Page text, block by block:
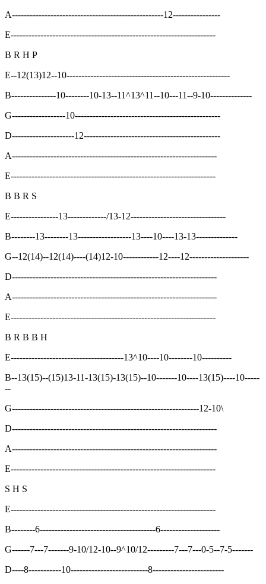
A---------------------------------------------------12----------------
E---------------------------------------------------------------------
B R H P
E--12(13)12--10-------------------------------------------------------
B---------------10--------10-13--11^13^11--10---11--9-10--------------
G------------------10-------------------------------------------------
D---------------------12----------------------------------------------
A---------------------------------------------------------------------
E---------------------------------------------------------------------
B B R S
E----------------13-------------/13-12--------------------------------
B--------13--------13------------------13----10----13-13--------------
G--12(14)--12(14)----(14)12-10------------12----12--------------------
D---------------------------------------------------------------------
A---------------------------------------------------------------------
E---------------------------------------------------------------------
B R B B H
E--------------------------------------13^10----10--------10----------
B--13(15)--(15)13-11-13(15)-13(15)--10-------10----13(15)----10-----
--
G---------------------------------------------------------------12-10\
D---------------------------------------------------------------------
A---------------------------------------------------------------------
E---------------------------------------------------------------------
S H S
E---------------------------------------------------------------------
B--------6---------------------------------------6--------------------
G------7---7-------9-10/12-10--9^10/12---------7---7---0-5--7-5-------
D----8-----------10--------------------------8------------------------